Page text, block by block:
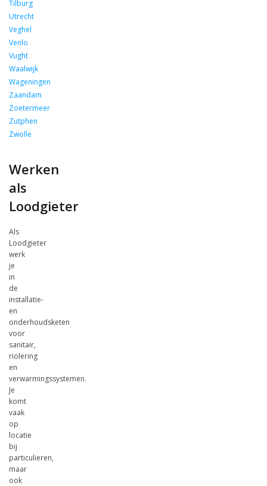
Tilburg
Utrecht
Veghel
Venlo
Vught
Waalwijk
Wageningen
Zaandam
Zoetermeer
Zutphen
Zwolle
Werken
als
Loodgieter
Als
Loodgieter
werk
je
in
de
installatie-
en
onderhoudsketen
voor
sanitair,
riolering
en
verwarmingssystemen.
Je
komt
vaak
op
locatie
bij
particulieren,
maar
ook